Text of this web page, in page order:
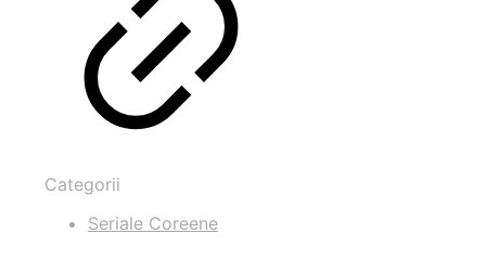
Categorii
Seriale Coreene